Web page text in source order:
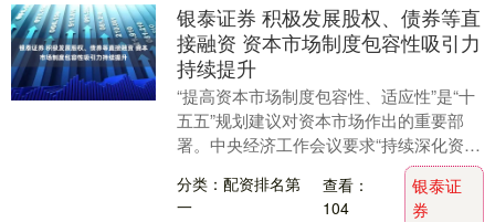
银泰证券 积极发展股权、债券等直
接融资 资本市场制度包容性吸引力
持续提升
“提高资本市场制度包容性、适应性”是“十
五五”规划建议对资本市场作出的重要部
署。中央经济工作会议要求“持续深化资本
市场投融资综合改革”。在业内人士看来，
要健全投....
分类：配资排名第
一
查看：
104
银泰证
券